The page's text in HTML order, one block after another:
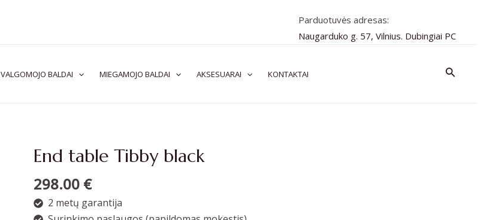
Parduotuvės adresas:
Naugarduko g. 57, Vilnius. Dubingiai PC
VALGOMOJO BALDAI MIEGAMOJO BALDAI AKSESUARAI KONTAKTAI Paieška
End table Tibby black
298.00 €
2 metų garantija